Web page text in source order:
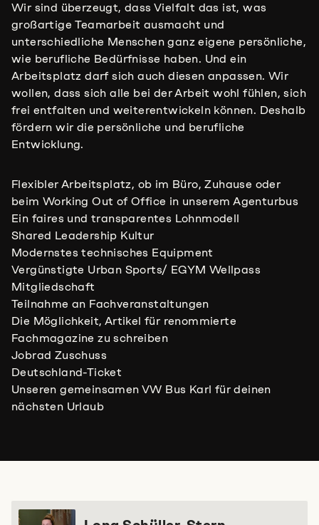
Wir sind überzeugt, dass Vielfalt das ist, was
großartige Teamarbeit ausmacht und
unterschiedliche Menschen ganz eigene persönliche,
wie berufliche Bedürfnisse haben. Und ein
Arbeitsplatz darf sich auch diesen anpassen. Wir
wollen, dass sich alle bei der Arbeit wohl fühlen, sich
frei entfalten und weiterentwickeln können. Deshalb
fördern wir die persönliche und berufliche
Entwicklung.
Flexibler Arbeitsplatz, ob im Büro, Zuhause oder
beim Working Out of Office in unserem Agenturbus
Ein faires und transparentes Lohnmodell
Shared Leadership Kultur
Modernstes technisches Equipment
Vergünstigte Urban Sports/ EGYM Wellpass
Mitgliedschaft
Teilnahme an Fachveranstaltungen
Die Möglichkeit, Artikel für renommierte
Fachmagazine zu schreiben
Jobrad Zuschuss
Deutschland-Ticket
Unseren gemeinsamen VW Bus Karl für deinen
nächsten Urlaub